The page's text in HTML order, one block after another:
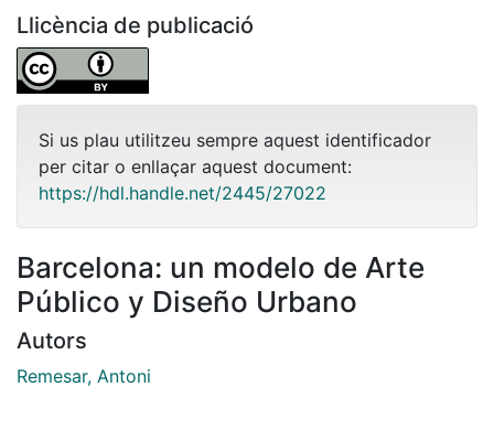
Llicència de publicació
Si us plau utilitzeu sempre aquest identificador
per citar o enllaçar aquest document:
https://hdl.handle.net/2445/27022
Barcelona: un modelo de Arte
Público y Diseño Urbano
Autors
Remesar, Antoni